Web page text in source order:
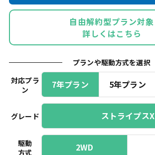
自由解約型プラン対象
詳しくはこちら
プランや駆動方式を選択
対応プラ
ン
7年プラン 5年プラン
グレード ストライプスX
駆動
方式
2WD